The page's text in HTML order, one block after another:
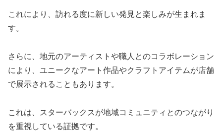
これにより、訪れる度に新しい発見と楽しみが生まれま
す。
さらに、地元のアーティストや職人とのコラボレーション
により、ユニークなアート作品やクラフトアイテムが店舗
で展示されることもあります。
これは、スターバックスが地域コミュニティとのつながり
を重視している証拠です。